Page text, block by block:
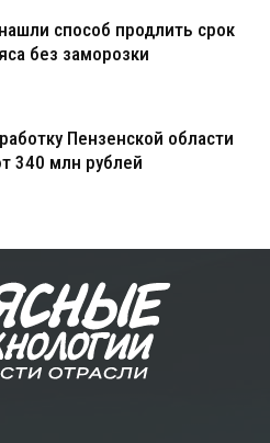
способ продлить срок
без заморозки
Пензенской области
340 млн рублей